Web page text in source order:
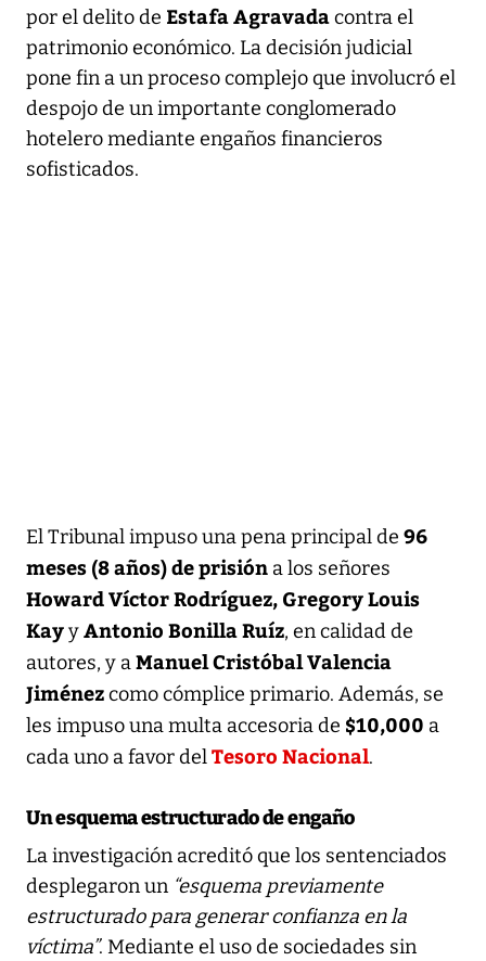
por el delito de Estafa Agravadacontra el
patrimonio económico. La decisión judicial
pone fin a un proceso complejo que involucró el
despojo de un importante conglomerado
hotelero mediante engaños financieros
sofisticados.
El Tribunal impuso una pena principal de 96
meses (8 años) de prisión a los señores
Howard Víctor Rodríguez, Gregory Louis
KayyAntonio Bonilla Ruíz, en calidad de
autores, y aManuel Cristóbal Valencia
Jiménezcomo cómplice primario. Además, se
les impuso una multa accesoria de $10,000 a
cada uno a favor delTesoro Nacional.
Un esquema estructurado de engaño
La investigación acreditó que los sentenciados
desplegaron un “esquema previamente
estructurado para generar confianza en la
víctima”. Mediante el uso de sociedades sin